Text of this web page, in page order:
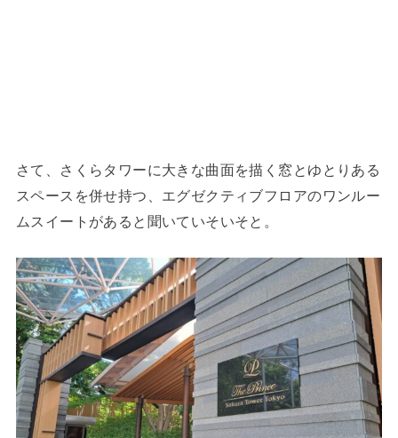
さて、さくらタワーに大きな曲面を描く窓とゆとりある
スペースを併せ持つ、エグゼクティブフロアのワンルー
ムスイートがあると聞いていそいそと。